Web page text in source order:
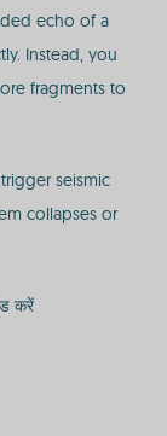
echo of a
Instead, you
fragments to
seismic
collapses or
करें